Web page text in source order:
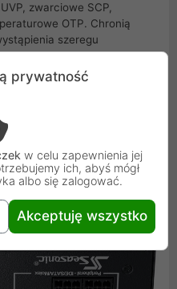
zwarciowe SCP,
OTP. Chronią
szeregu
prywatność
w celu zapewnienia jej
ich, abyś mógł
albo się zalogować.
Akceptuję wszystko